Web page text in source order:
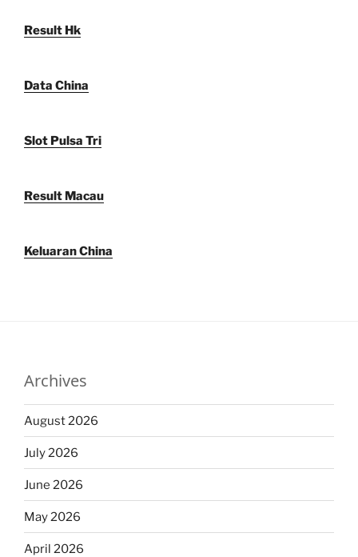
Result Hk
Data China
Slot Pulsa Tri
Result Macau
Keluaran China
Archives
August 2026
July 2026
June 2026
May 2026
April 2026